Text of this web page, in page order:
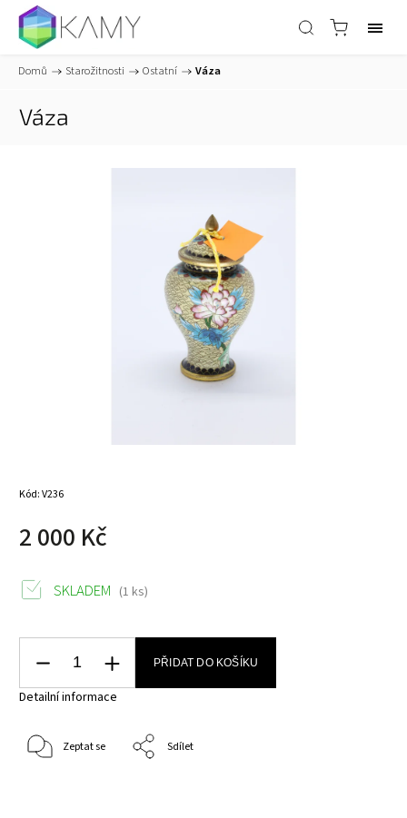
Domů / Starožitnosti / Ostatní / Váza
Váza
Kód:V236
2 000 Kč
SKLADEM (1 ks)
PŘIDAT DO KOŠÍKU
Detailní informace
Zeptat se Sdílet